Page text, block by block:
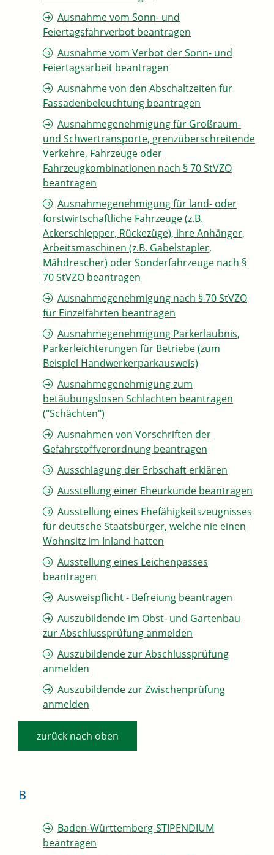
Ausnahme vom Sonn- und
Feiertagsfahrverbot beantragen
Ausnahme vom Verbot der Sonn- und
Feiertagsarbeit beantragen
Ausnahme von den Abschaltzeiten für
Fassadenbeleuchtung beantragen
Ausnahmegenehmigung für Großraum-
und Schwertransporte, grenzüberschreitende
Verkehre, Fahrzeuge oder
Fahrzeugkombinationen nach § 70 StVZO
beantragen
Ausnahmegenehmigung für land- oder
forstwirtschaftliche Fahrzeuge (z.B.
Ackerschlepper, Rückezüge), ihre Anhänger,
Arbeitsmaschinen (z.B. Gabelstapler,
Mähdrescher) oder Sonderfahrzeuge nach §
70 StVZO beantragen
Ausnahmegenehmigung nach § 70 StVZO
für Einzelfahrten beantragen
Ausnahmegenehmigung Parkerlaubnis,
Parkerleichterungen für Betriebe (zum
Beispiel Handwerkerparkausweis)
Ausnahmegenehmigung zum
betäubungslosen Schlachten beantragen
("Schächten")
Ausnahmen von Vorschriften der
Gefahrstoffverordnung beantragen
Ausschlagung der Erbschaft erklären
Ausstellung einer Eheurkunde beantragen
Ausstellung eines Ehefähigkeitszeugnisses
für deutsche Staatsbürger, welche nie einen
Wohnsitz im Inland hatten
Ausstellung eines Leichenpasses
beantragen
Ausweispflicht - Befreiung beantragen
Auszubildende im Obst- und Gartenbau
zur Abschlussprüfung anmelden
Auszubildende zur Abschlussprüfung
anmelden
Auszubildende zur Zwischenprüfung
anmelden
zurück nach oben
B
Baden-Württemberg-STIPENDIUM
beantragen